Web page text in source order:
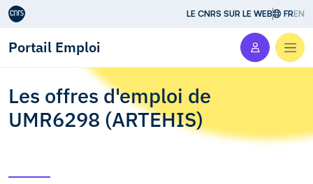
Aller au contenu LE CNRS SUR LE WEB FREN
Portail Emploi
Les offres d'emploi de
UMR6298 (ARTEHIS)